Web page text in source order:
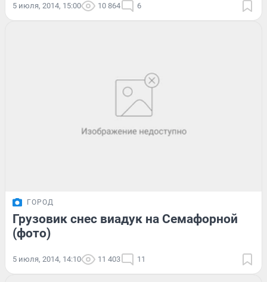
5 июля, 2014, 15:00 10 864 6
ГОРОД
Грузовик снес виадук на Семафорной
(фото)
5 июля, 2014, 14:10 11 403 11